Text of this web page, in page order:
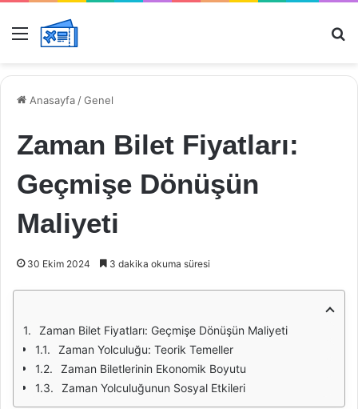
Menü
Anasayfa /Genel
Zaman Bilet Fiyatları:
Geçmişe Dönüşün
Maliyeti
30 Ekim 2024 3 dakika okuma süresi
Zaman Bilet Fiyatları: Geçmişe Dönüşün Maliyeti
Zaman Yolculuğu: Teorik Temeller
Zaman Biletlerinin Ekonomik Boyutu
Zaman Yolculuğunun Sosyal Etkileri